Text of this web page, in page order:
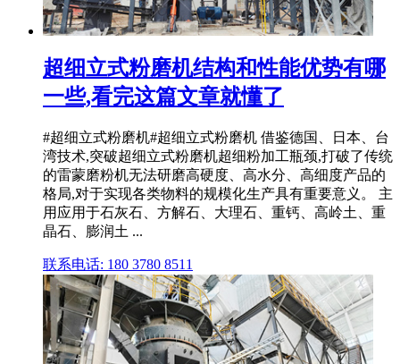
超细立式粉磨机结构和性能优势有哪
一些,看完这篇文章就懂了
#超细立式粉磨机#超细立式粉磨机 借鉴德国、日本、台
湾技术,突破超细立式粉磨机超细粉加工瓶颈,打破了传统
的雷蒙磨粉机无法研磨高硬度、高水分、高细度产品的
格局,对于实现各类物料的规模化生产具有重要意义。 主
用应用于石灰石、方解石、大理石、重钙、高岭土、重
晶石、膨润土 ...
联系电话: 180 3780 8511